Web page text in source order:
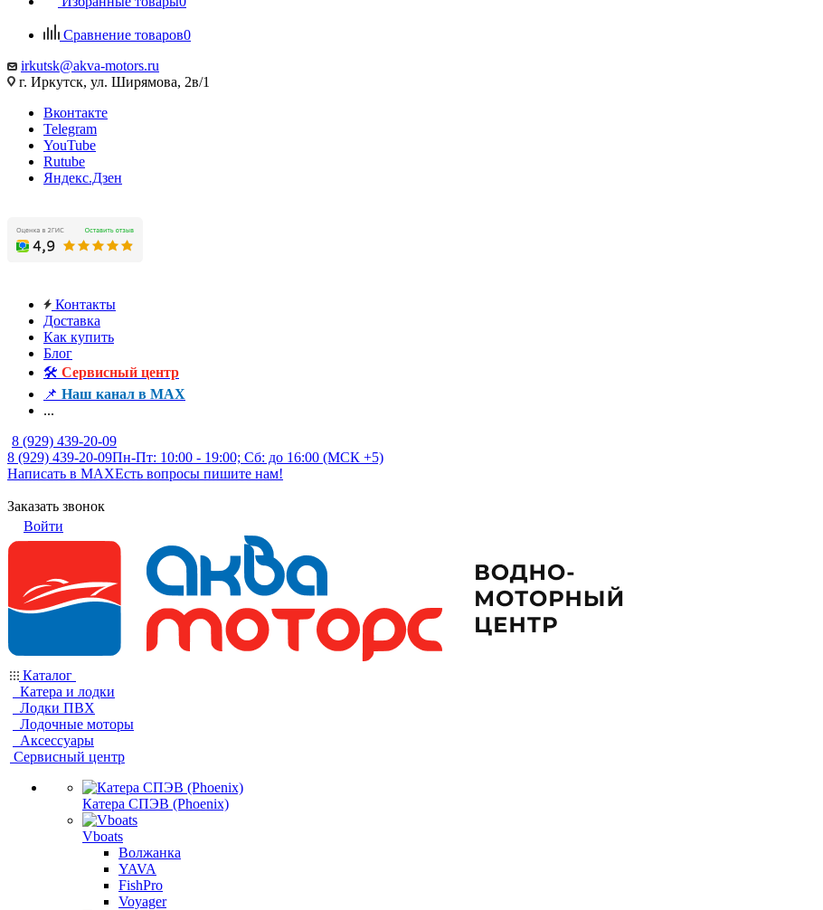
Сравнение товаров0
irkutsk@akva-motors.ru
г. Иркутск, ул. Ширямова, 2в/1
Вконтакте
Telegram
YouTube
Rutube
Яндекс.Дзен
Контакты
Доставка
Как купить
Блог
🛠️ Сервисный центр
📌 Наш канал в MAX
...
8 (929) 439-20-09
8 (929) 439-20-09Пн-Пт: 10:00 - 19:00; Сб: до 16:00 (МСК +5)
Написать в MAXЕсть вопросы пишите нам!
Заказать звонок
Войти
Каталог
Катера и лодки
Лодки ПВХ
Лодочные моторы
Аксессуары
Сервисный центр
Катера СПЭВ (Phoenix)
Vboats
Волжанка
YAVA
FishPro
Voyager